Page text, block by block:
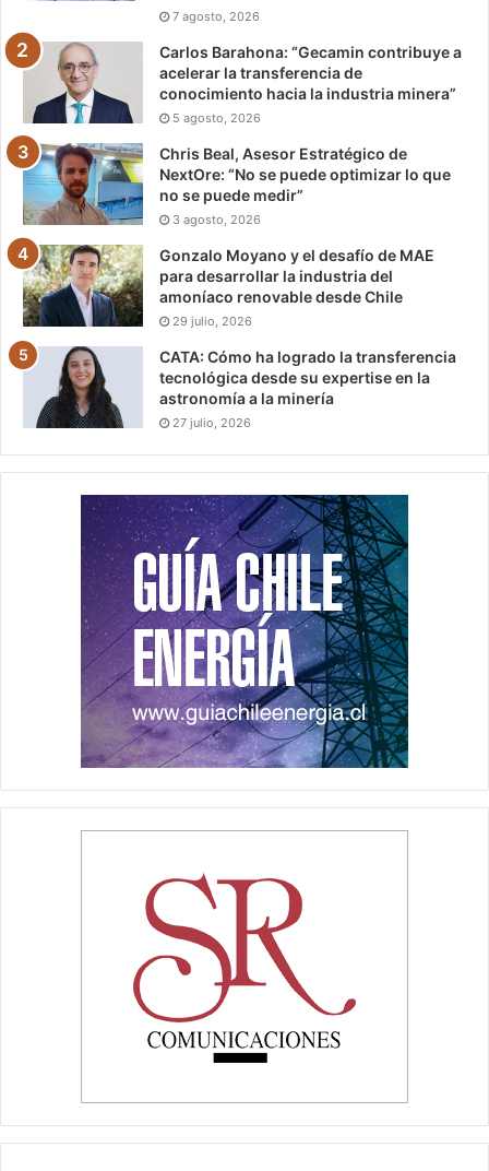
7 agosto, 2026
Carlos Barahona: “Gecamin contribuye a
acelerar la transferencia de
conocimiento hacia la industria minera”
5 agosto, 2026
Chris Beal, Asesor Estratégico de
NextOre: “No se puede optimizar lo que
no se puede medir”
3 agosto, 2026
Gonzalo Moyano y el desafío de MAE
para desarrollar la industria del
amoníaco renovable desde Chile
29 julio, 2026
CATA: Cómo ha logrado la transferencia
tecnológica desde su expertise en la
astronomía a la minería
27 julio, 2026